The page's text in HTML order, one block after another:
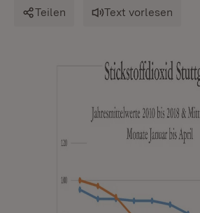
Teilen Text vorlesen